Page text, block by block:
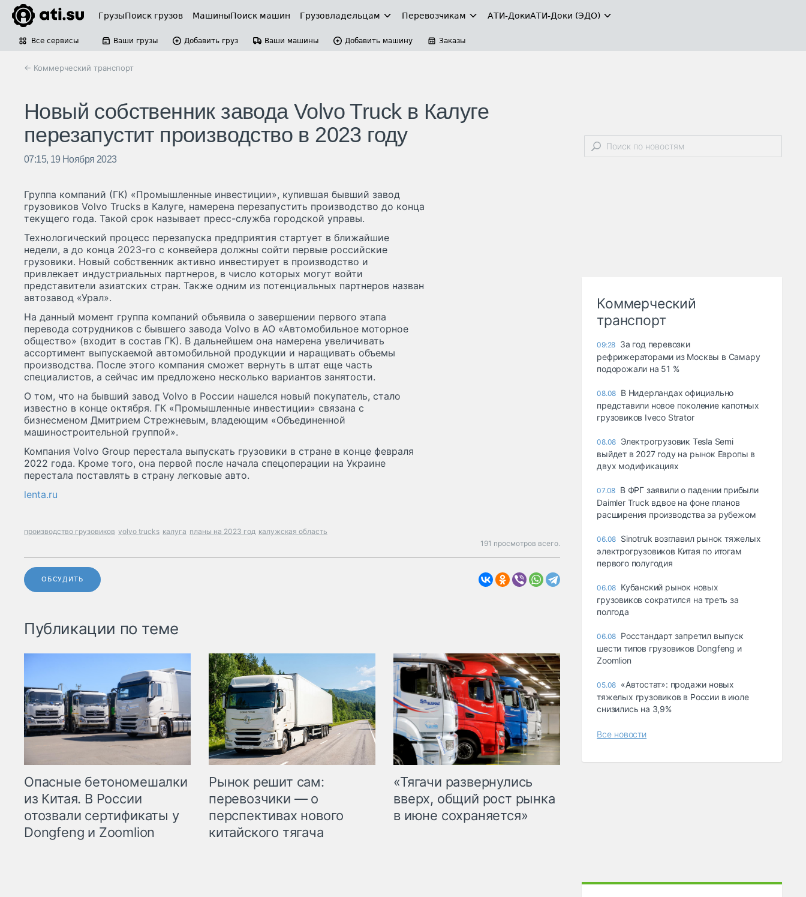
ГрузыПоиск грузов МашиныПоиск машин Грузовладельцам Перевозчикам АТИ-ДокиАТИ-Доки (ЭДО)
Все сервисы Ваши грузы Добавить груз Ваши машины Добавить машину Заказы
← Коммерческий транспорт
Новый собственник завода Volvo Truck в Калуге
перезапустит производство в 2023 году
07:15, 19 Ноября 2023
Группа компаний (ГК) «Промышленные инвестиции», купившая бывший завод
грузовиков Volvo Trucks в Калуге, намерена перезапустить производство до конца
текущего года. Такой срок называет пресс-служба городской управы.
Технологический процесс перезапуска предприятия стартует в ближайшие
недели, а до конца 2023-го с конвейера должны сойти первые российские
грузовики. Новый собственник активно инвестирует в производство и
привлекает индустриальных партнеров, в число которых могут войти
представители азиатских стран. Также одним из потенциальных партнеров назван
автозавод «Урал».
На данный момент группа компаний объявила о завершении первого этапа
перевода сотрудников с бывшего завода Volvo в АО «Автомобильное моторное
общество» (входит в состав ГК). В дальнейшем она намерена увеличивать
ассортимент выпускаемой автомобильной продукции и наращивать объемы
производства. После этого компания сможет вернуть в штат еще часть
специалистов, а сейчас им предложено несколько вариантов занятости.
О том, что на бывший завод Volvo в России нашелся новый покупатель, стало
известно в конце октября. ГК «Промышленные инвестиции» связана с
бизнесменом Дмитрием Стрежневым, владеющим «Объединенной
машиностроительной группой».
Компания Volvo Group перестала выпускать грузовики в стране в конце февраля
2022 года. Кроме того, она первой после начала спецоперации на Украине
перестала поставлять в страну легковые авто.
lenta.ru
производство грузовиков volvo trucks калуга планы на 2023 год калужская область
191 просмотров всего.
ОБСУДИТЬ
Публикации по теме
Опасные бетономешалки
из Китая. В России
отозвали сертификаты у
Dongfeng и Zoomlion
Рынок решит сам:
перевозчики — о
перспективах нового
китайского тягача
«Тягачи развернулись
вверх, общий рост рынка
в июне сохраняется»
Коммерческий
транспорт
09:28 За год перевозки
рефрижераторами из Москвы в Самару
подорожали на 51 %
08.08 В Нидерландах официально
представили новое поколение капотных
грузовиков Iveco Strator
08.08 Электрогрузовик Tesla Semi
выйдет в 2027 году на рынок Европы в
двух модификациях
07.08 В ФРГ заявили о падении прибыли
Daimler Truck вдвое на фоне планов
расширения производства за рубежом
06.08 Sinotruk возглавил рынок тяжелых
электрогрузовиков Китая по итогам
первого полугодия
06.08 Кубанский рынок новых
грузовиков сократился на треть за
полгода
06.08 Росстандарт запретил выпуск
шести типов грузовиков Dongfeng и
Zoomlion
05.08 «Автостат»: продажи новых
тяжелых грузовиков в России в июле
снизились на 3,9%
Все новости